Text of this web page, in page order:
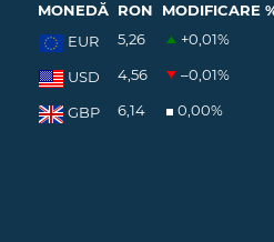
MONEDĂ RON
MODIFICARE
EUR
5,26 +0,01%
USD 4,56 –0,01%
GBP 6,14 0,00%